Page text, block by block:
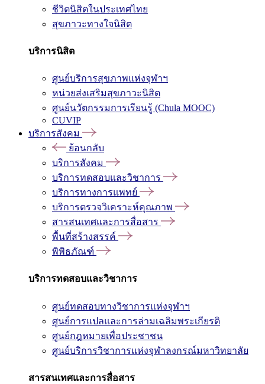
ชีวิตนิสิตในประเทศไทย
สุขภาวะทางใจนิสิต
บริการนิสิต
ศูนย์บริการสุขภาพแห่งจุฬาฯ
หน่วยส่งเสริมสุขภาวะนิสิต
ศูนย์นวัตกรรมการเรียนรู้ (Chula MOOC)
CUVIP
บริการสังคม
ย้อนกลับ
บริการสังคม
บริการทดสอบและวิชาการ
บริการทางการแพทย์
บริการตรวจวิเคราะห์คุณภาพ
สารสนเทศและการสื่อสาร
พื้นที่สร้างสรรค์
พิพิธภัณฑ์
บริการทดสอบและวิชาการ
ศูนย์ทดสอบทางวิชาการแห่งจุฬาฯ
ศูนย์การแปลและการล่ามเฉลิมพระเกียรติ
ศูนย์กฎหมายเพื่อประชาชน
ศูนย์บริการวิชาการแห่งจุฬาลงกรณ์มหาวิทยาลัย
สารสนเทศและการสื่อสาร